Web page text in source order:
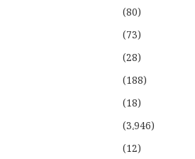
(80)
(73)
(28)
(188)
(18)
(3،946)
(12)